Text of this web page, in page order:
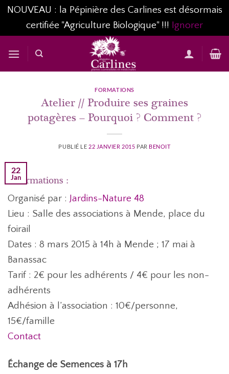
NOUVEAU : la Pépinière des Carlines est désormais
certifiée "Agriculture Biologique" !!! Ignorer
FORMATIONS
Atelier // Produire ses graines
potagères – Pourquoi ? Comment ?
PUBLIÉ LE 22 JANVIER 2015 PAR BENOIT
22
Jan
Informations :
Organisé par : Jardins-Nature 48
Lieu : Salle des associations à Mende, place du
foirail
Dates : 8 mars 2015 à 14h à Mende ; 17 mai à
Banassac
Tarif : 2€ pour les adhérents / 4€ pour les non-
adhérents
Adhésion à l’association : 10€/personne,
15€/famille
Contact
Échange de Semences à 17h